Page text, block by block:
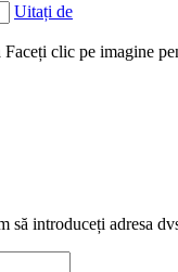
Uitați de
Faceți clic pe imagine
să introduceți adresa